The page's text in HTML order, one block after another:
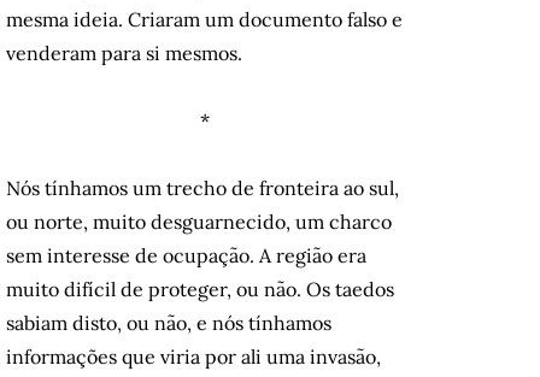
mesma ideia. Criaram um documento falso e
venderam para si mesmos.
*
Nós tínhamos um trecho de fronteira ao sul,
ou norte, muito desguarnecido, um charco
sem interesse de ocupação. A região era
muito difícil de proteger, ou não. Os taedos
sabiam disto, ou não, e nós tínhamos
informações que viria por ali uma invasão,